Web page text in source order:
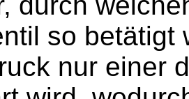
so betätigt
nur einer